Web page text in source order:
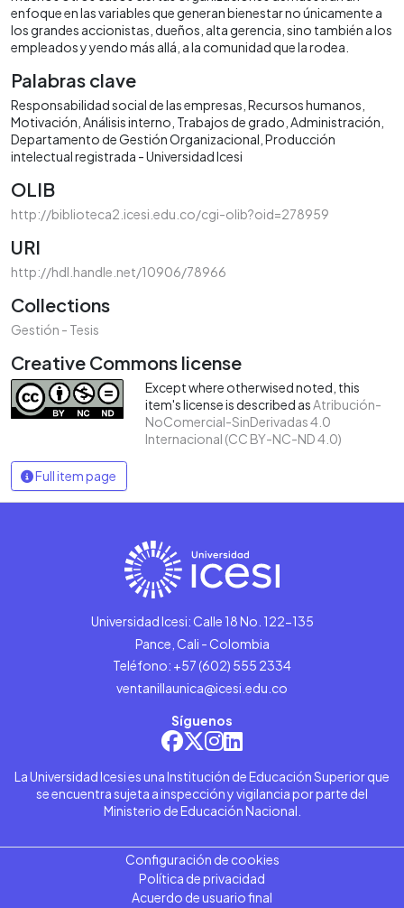
enfoque en las variables que generan bienestar no únicamente a
los grandes accionistas, dueños, alta gerencia, sino también a los
empleados y yendo más allá, a la comunidad que la rodea.
Palabras clave
Responsabilidad social de las empresas Recursos humanos
Motivación Análisis interno Trabajos de grado Administración
Departamento de Gestión Organizacional Producción
intelectual registrada - Universidad Icesi
OLIB
http://biblioteca2.icesi.edu.co/cgi-olib?oid=278959
URI
http://hdl.handle.net/10906/78966
Collections
Gestión - Tesis
Creative Commons license
Except where otherwised noted, this
item's license is described asAtribución-
NoComercial-SinDerivadas 4.0
Internacional (CC BY-NC-ND 4.0)
Full item page
Universidad Icesi: Calle 18 No. 122-135
Pance, Cali - Colombia
Teléfono: +57 (602) 555 2334
ventanillaunica@icesi.edu.co
Síguenos
La Universidad Icesi es una Institución de Educación Superior que
se encuentra sujeta a inspección y vigilancia por parte del
Ministerio de Educación Nacional.
Configuración de cookies
Política de privacidad
Acuerdo de usuario final